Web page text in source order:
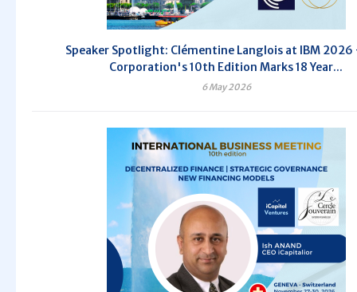
Speaker Spotlight: Clémentine Langlois at IBM 2026
Corporation's 10th Edition Marks 18 Year...
6 May 2026